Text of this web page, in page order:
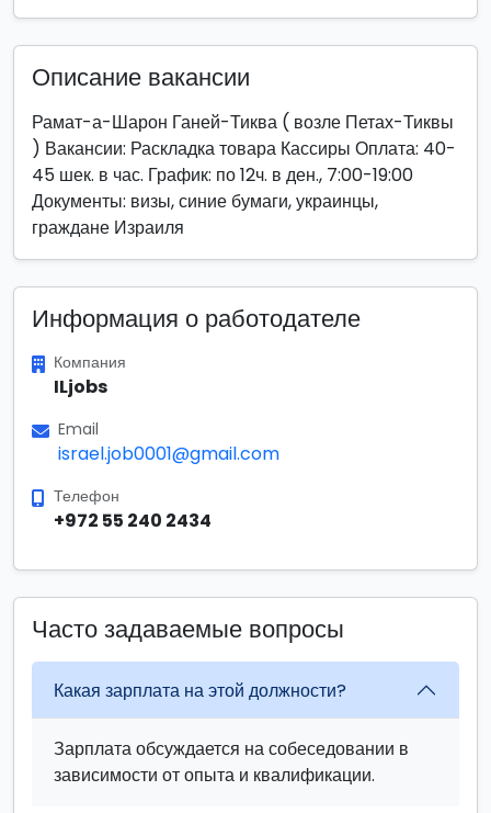
Описание вакансии
Рамат-а-Шарон Ганей-Тиква ( возле Петах-Тиквы
) Вакансии: Раскладка товара Кассиры Оплата: 40-
45 шек. в час. График: по 12ч. в ден., 7:00-19:00
Документы: визы, синие бумаги, украинцы,
граждане Израиля
Информация о работодателе
Компания
ILjobs
Email
israel.job0001@gmail.com
Телефон
+972 55 240 2434
Часто задаваемые вопросы
Какая зарплата на этой должности?
Зарплата обсуждается на собеседовании в
зависимости от опыта и квалификации.